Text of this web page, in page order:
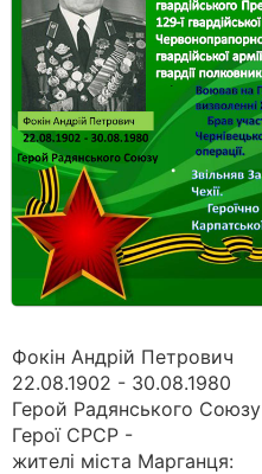
Фокін Андрій Петрович
22.08.1902 - 30.08.1980
Герой Радянського Союзу
Герої СРСР -
жителі міста Марганця: